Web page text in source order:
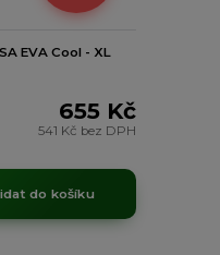
EVA Cool - XL
655 Kč
541 Kč bez DPH
do košíku